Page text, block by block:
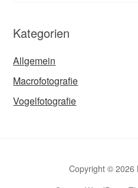
Kategorien
Allgemein
Macrofotografie
Vogelfotografie
Copyright © 2026